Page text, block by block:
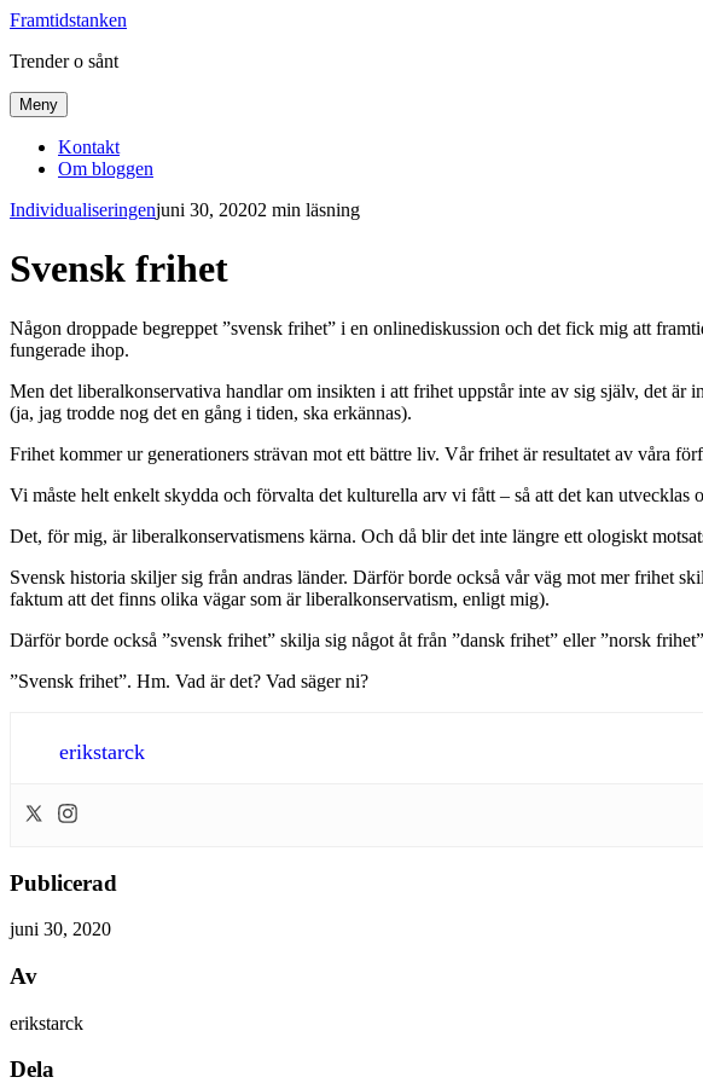
Framtidstanken
Trender o sånt
Meny
Kontakt
Om bloggen
Individualiseringenjuni 30, 20202 min läsning
Svensk frihet
Någon droppade begreppet ”svensk frihet” i en onlinediskussion och det fick mig att
fungerade ihop.
Men det liberalkonservativa handlar om insikten i att frihet uppstår inte av sig själv, det
(ja, jag trodde nog det en gång i tiden, ska erkännas).
Frihet kommer ur generationers strävan mot ett bättre liv. Vår frihet är resultatet av våra
Vi måste helt enkelt skydda och förvalta det kulturella arv vi fått – så att det kan utvecklas
Det, för mig, är liberalkonservatismens kärna. Och då blir det inte längre ett ologiskt
Svensk historia skiljer sig från andras länder. Därför borde också vår väg mot mer frihet
faktum att det finns olika vägar som är liberalkonservatism, enligt mig).
Därför borde också ”svensk frihet” skilja sig något åt från ”dansk frihet” eller ”norsk
”Svensk frihet”. Hm. Vad är det? Vad säger ni?
erikstarck
Publicerad
juni 30, 2020
Av
erikstarck
Dela